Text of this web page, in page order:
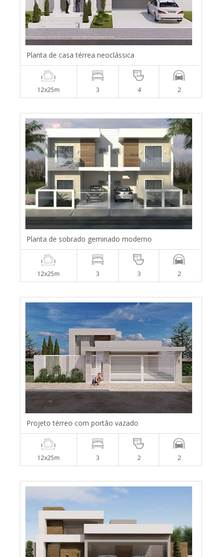
Planta de casa térrea neoclássica
12x25m 3 4 2
Planta de sobrado geminado moderno
12x25m 3 3 2
Projeto térreo com portão vazado
12x25m 3 2 2